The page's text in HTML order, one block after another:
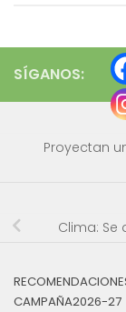
SÍGANOS:
Proyectan
Clima:
CAMPAÑA2026-27